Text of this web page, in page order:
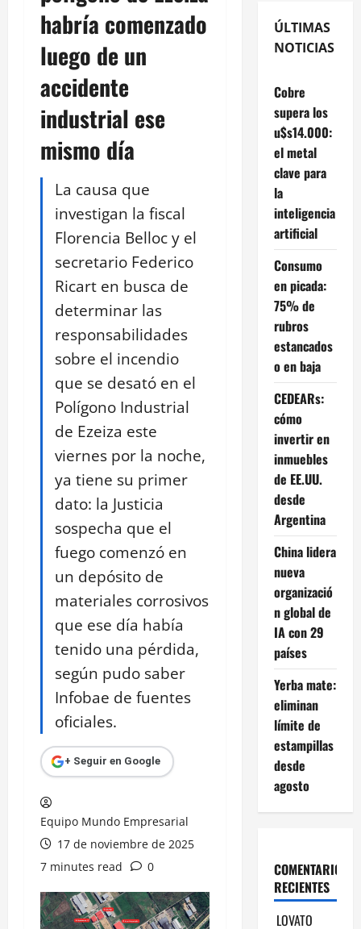
habría comenzado
luego de un
accidente
industrial ese
mismo día
La causa que
investigan la fiscal
Florencia Belloc y el
secretario Federico
Ricart en busca de
determinar las
responsabilidades
sobre el incendio
que se desató en el
Polígono Industrial
de Ezeiza este
viernes por la noche,
ya tiene su primer
dato: la Justicia
sospecha que el
fuego comenzó en
un depósito de
materiales corrosivos
que ese día había
tenido una pérdida,
según pudo saber
Infobae de fuentes
oficiales.
+ Seguir en Google
Equipo Mundo Empresarial
17 de noviembre de 2025
7 minutes read
0
ÚLTIMAS
NOTICIAS
Cobre
supera los
u$s14.000:
el metal
clave para
la
inteligencia
artificial
Consumo
en picada:
75% de
rubros
estancados
o en baja
CEDEARs:
cómo
invertir en
inmuebles
de EE.UU.
desde
Argentina
China lidera
nueva
organizació
n global de
IA con 29
países
Yerba mate:
eliminan
límite de
estampillas
desde
agosto
COMENTARIOS
RECIENTES
LOVATO